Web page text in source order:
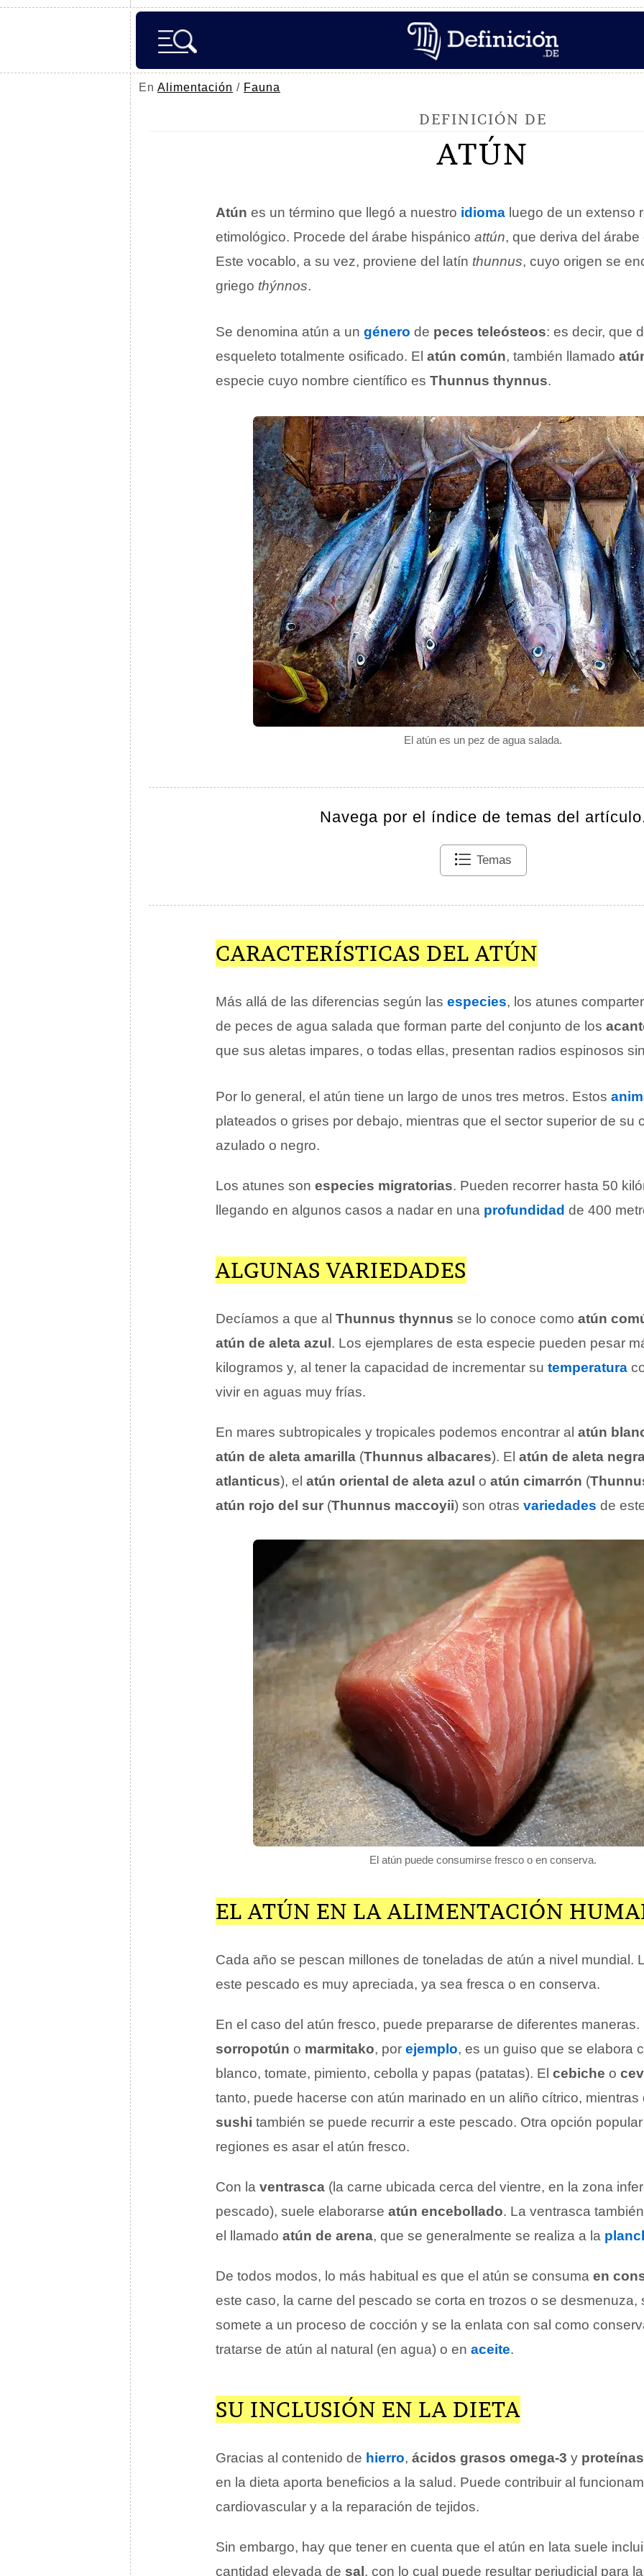
En Alimentación / Fauna
DEFINICIÓN DE
ATÚN
El atún es un pez de agua salada.
Atún es un término que llegó a nuestro idioma luego de un extenso
etimológico. Procede del árabe hispánico attún, que deriva del
Este vocablo, a su vez, proviene del latín thunnus, cuyo origen se
griego thýnnos.
Se denomina atún a un género de peces teleósteos: es decir, que
esqueleto totalmente osificado. El atún común, también llamado
especie cuyo nombre científico es Thunnus thynnus.
Navega por el índice de temas del
Temas
CARACTERÍSTICAS DEL ATÚN
Más allá de las diferencias según las especies, los atunes
de peces de agua salada que forman parte del conjunto de los
que sus aletas impares, o todas ellas, presentan radios espinosos
Por lo general, el atún tiene un largo de unos tres metros. Estos
plateados o grises por debajo, mientras que el sector superior de su
azulado o negro.
Los atunes son especies migratorias. Pueden recorrer hasta 50
llegando en algunos casos a nadar en una profundidad de 400
ALGUNAS VARIEDADES
Decíamos a que al Thunnus thynnus se lo conoce como atún
atún de aleta azul . Los ejemplares de esta especie pueden pesar
kilogramos y, al tener la capacidad de incrementar su temperatura
vivir en aguas muy frías.
En mares subtropicales y tropicales podemos encontrar al atún
atún de aleta amarilla (Thunnus albacares). El atún de aleta
atlanticus), el atún oriental de aleta azul o atún cimarrón (
atún rojo del sur (Thunnus maccoyii) son otras variedades de
El atún puede consumirse fresco o en conserva.
EL ATÚN EN LA ALIMENTACIÓN
Cada año se pescan millones de toneladas de atún a nivel mundial.
este pescado es muy apreciada, ya sea fresca o en conserva.
En el caso del atún fresco, puede prepararse de diferentes maneras.
sorropotún o marmitako, por ejemplo, es un guiso que se elabora
blanco, tomate, pimiento, cebolla y papas (patatas). El cebiche o
tanto, puede hacerse con atún marinado en un aliño cítrico, mientras
sushi también se puede recurrir a este pescado. Otra opción
regiones es asar el atún fresco.
Con la ventrasca (la carne ubicada cerca del vientre, en la zona
pescado), suele elaborarse atún encebollado. La ventrasca
el llamado atún de arena, que se generalmente se realiza a la
De todos modos, lo más habitual es que el atún se consuma en
este caso, la carne del pescado se corta en trozos o se desmenuza,
somete a un proceso de cocción y se la enlata con sal como
tratarse de atún al natural (en agua) o en aceite.
SU INCLUSIÓN EN LA DIETA
Gracias al contenido de hierro, ácidos grasos omega-3 y proteínas
en la dieta aporta beneficios a la salud. Puede contribuir al
cardiovascular y a la reparación de tejidos.
Sin embargo, hay que tener en cuenta que el atún en lata suele
cantidad elevada de sal , con lo cual puede resultar perjudicial para